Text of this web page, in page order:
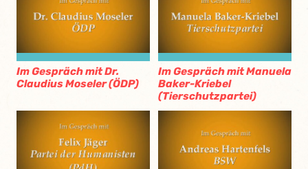
Im Gespräch mit Dr.
Claudius Moseler (ÖDP)
Im Gespräch mit Manuela
Baker-Kriebel
(Tierschutzpartei)